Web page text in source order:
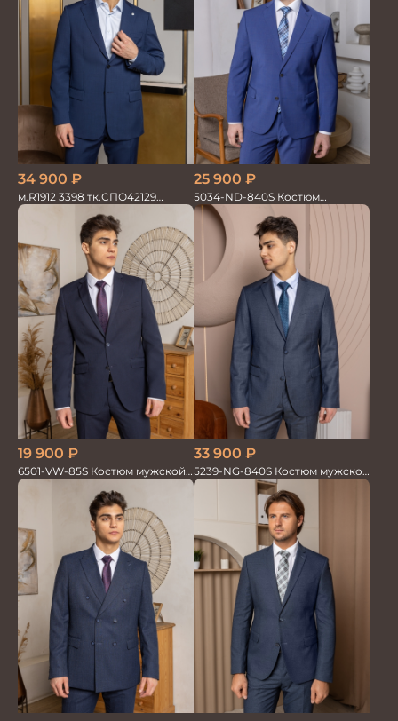
34 900 ₽
м.R1912 3398 тк.СПО42129
Костюм мужской
25 900 ₽
5034-ND-840S Костюм
мужской двойка
19 900 ₽
6501-VW-85S Костюм мужской
двойка
33 900 ₽
5239-NG-840S Костюм мужской
двойка